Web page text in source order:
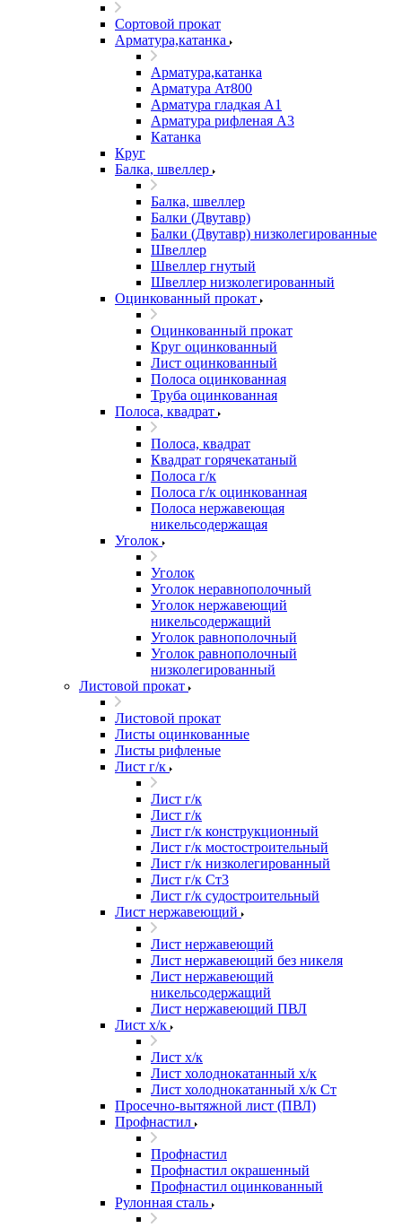
Сортовой прокат
Арматура,катанка
Арматура,катанка
Арматура Ат800
Арматура гладкая А1
Арматура рифленая А3
Катанка
Круг
Балка, швеллер
Балка, швеллер
Балки (Двутавр)
Балки (Двутавр) низколегированные
Швеллер
Швеллер гнутый
Швеллер низколегированный
Оцинкованный прокат
Оцинкованный прокат
Круг оцинкованный
Лист оцинкованный
Полоса оцинкованная
Труба оцинкованная
Полоса, квадрат
Полоса, квадрат
Квадрат горячекатаный
Полоса г/к
Полоса г/к оцинкованная
Полоса нержавеющая
никельсодержащая
Уголок
Уголок
Уголок неравнополочный
Уголок нержавеющий
никельсодержащий
Уголок равнополочный
Уголок равнополочный
низколегированный
Листовой прокат
Листовой прокат
Листы оцинкованные
Листы рифленые
Лист г/к
Лист г/к
Лист г/к
Лист г/к конструкционный
Лист г/к мостостроительный
Лист г/к низколегированный
Лист г/к Ст3
Лист г/к судостроительный
Лист нержавеющий
Лист нержавеющий
Лист нержавеющий без никеля
Лист нержавеющий
никельсодержащий
Лист нержавеющий ПВЛ
Лист х/к
Лист х/к
Лист холоднокатанный х/к
Лист холоднокатанный х/к Ст
Просечно-вытяжной лист (ПВЛ)
Профнастил
Профнастил
Профнастил окрашенный
Профнастил оцинкованный
Рулонная сталь